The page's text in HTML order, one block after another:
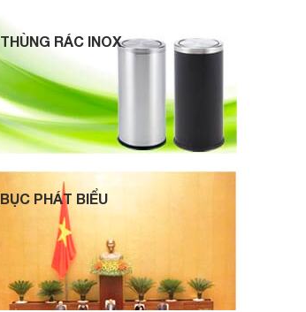
THÙNG RÁC INOX
BỤC PHÁT BIỂU